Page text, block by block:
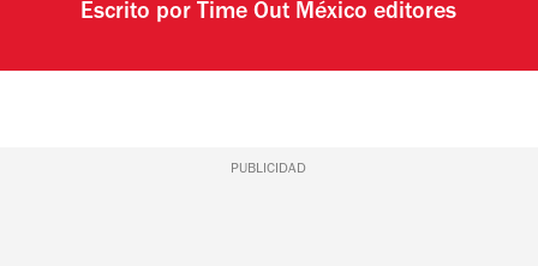
Escrito por Time Out México editores
PUBLICIDAD